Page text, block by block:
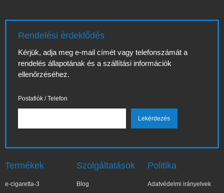
Rendelési érdeklődés
Kérjük, adja meg e-mail címét vagy telefonszámát a
rendelés állapotának és a szállítási információk
ellenőrzéséhez.
Postafiók / Telefon
Termékek
e-cigaretta-3
Szolgáltatások
Blog
Politika
Adatvédelmi irányelvek